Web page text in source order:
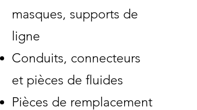
masques, supports de
ligne
Conduits, connecteurs
et pièces de fluides
Pièces de remplacement